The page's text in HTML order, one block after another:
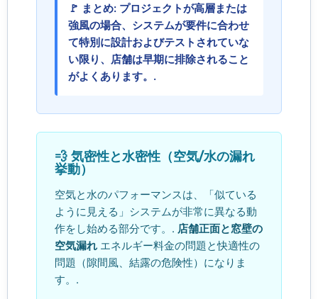
🚩 まとめ: プロジェクトが高層または
強風の場合、システムが要件に合わせ
て特別に設計およびテストされていな
い限り、店舗は早期に排除されること
がよくあります。.
💨 気密性と水密性（空気/水の漏れ
挙動）
空気と水のパフォーマンスは、「似ている
ように見える」システムが非常に異なる動
作をし始める部分です。. 店舗正面と窓壁の
空気漏れ エネルギー料金の問題と快適性の
問題（隙間風、結露の危険性）になりま
す。.